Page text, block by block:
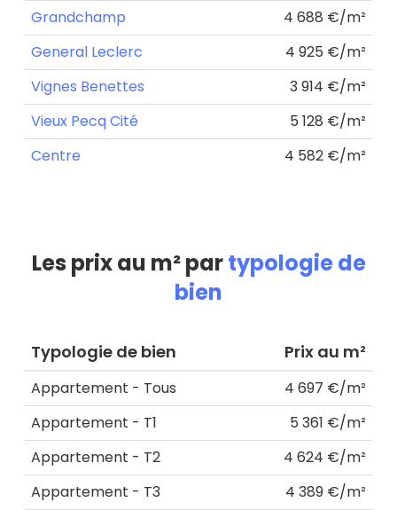
Grandchamp
4 688 €/m²
General Leclerc
4 925 €/m²
Vignes Benettes
3 914 €/m²
Vieux Pecq Cité
5 128 €/m²
Centre
4 582 €/m²
Les prix au m² partypologie de
bien
Typologie de bien Prix au m²
Appartement - Tous
4 697 €/m²
Appartement - T1
5 361 €/m²
Appartement - T2
4 624 €/m²
Appartement - T3
4 389 €/m²